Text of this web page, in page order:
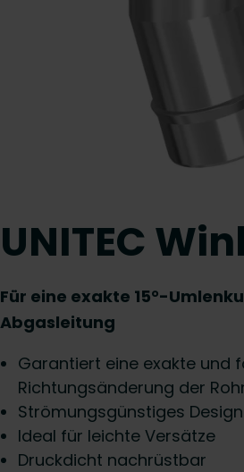
UNITEC
Für eine exakte 15°-
Abgasleitung
Garantiert eine exakte und
Richtungsänderung der
Strömungsgünstiges Design
Ideal für leichte Versätze
Druckdicht nachrüstbar